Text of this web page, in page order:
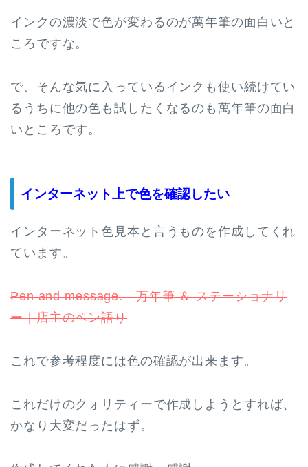
インクの濃淡で色が変わるのが萬年筆の面白いと
ころですな。
で、そんな気に入っているインクも使い続けてい
るうちに他の色も試したくなるのも萬年筆の面白
いところです。
インターネット上で色を確認したい
インターネット色見本と言うものを作成してくれ
ています。
Pen and message. 万年筆 ＆ ステーショナリ
ー｜店主のペン語り
これで参考程度には色の確認が出来ます。
これだけのクォリティーで作成しようとすれば、
かなり大変だったはず。